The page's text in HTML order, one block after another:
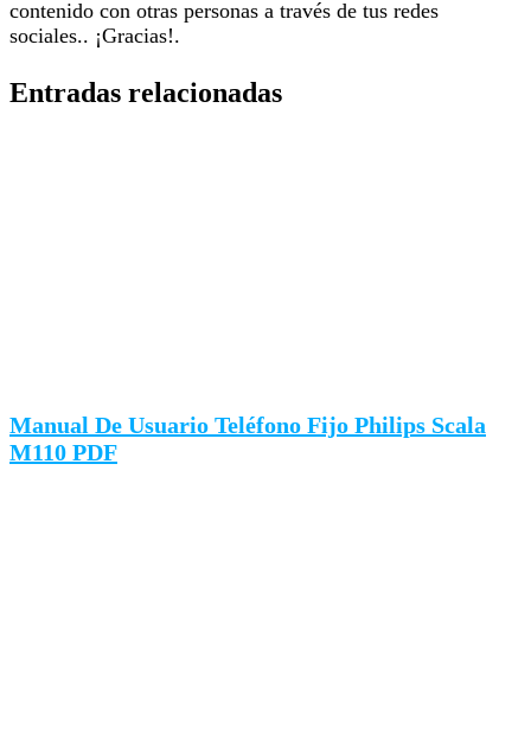
contenido con otras personas a través de tus redes
sociales.. ¡Gracias!.
Entradas relacionadas
Manual De Usuario Teléfono Fijo Philips Scala
M110 PDF